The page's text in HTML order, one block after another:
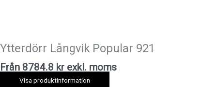
Ytterdörr Långvik Popular 921
Från 8784.8 kr exkl. moms
Visa produktinformation